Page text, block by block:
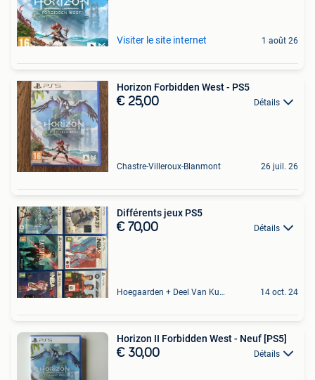
Visiter le site internet 1 août 26
Horizon Forbidden West - PS5
€ 25,00 Détails
Chastre-Villeroux-Blanmont 26 juil. 26
Différents jeux PS5
€ 70,00 Détails
Hoegaarden + Deel Van Kumtich + Deel Van Tienen 14 oct. 24
Horizon II Forbidden West - Neuf [PS5]
€ 30,00 Détails